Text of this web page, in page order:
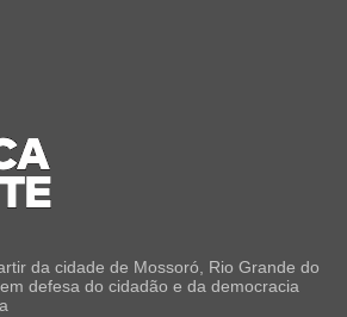
da cidade de Mossoró, Rio Grande do
defesa do cidadão e da democracia